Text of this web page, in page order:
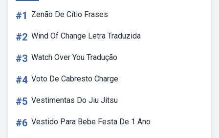
#1 Zenão De Cítio Frases
#2 Wind Of Change Letra Traduzida
#3 Watch Over You Tradução
#4 Voto De Cabresto Charge
#5 Vestimentas Do Jiu Jitsu
#6 Vestido Para Bebe Festa De 1 Ano